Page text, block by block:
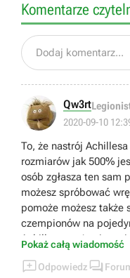
Komentarze
Dodaj komentarz...
Qw3rt
2020-09-10
To, że nastrój
rozmiarów jak 500%
osób zgłasza ten sam
możesz spróbować
pomoże możesz także
czempionów na
Achillesa może się
zadziała trzeba
aktualizację.
Pokaż całą wiadomość
Odpowiedz 